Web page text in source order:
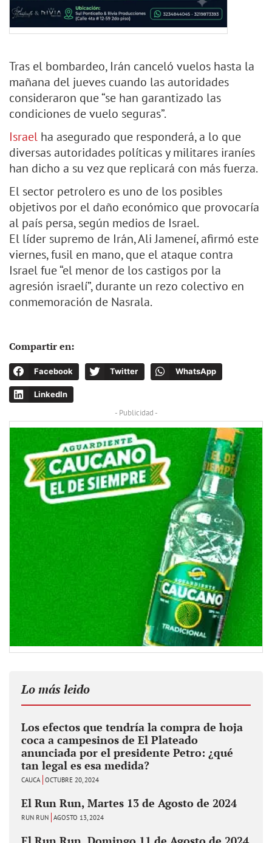
Tras el bombardeo, Irán canceló vuelos hasta la
mañana del jueves cuando las autoridades
consideraron que “se han garantizado las
condiciones de vuelo seguras”.
Israel ha asegurado que responderá, a lo que
diversas autoridades políticas y militares iraníes
han dicho a su vez que replicará con más fuerza.
El sector petrolero es uno de los posibles
objetivos por el daño económico que provocaría
al país persa, según medios de Israel.
El líder supremo de Irán, Ali Jameneí, afirmó este
viernes, fusil en mano, que el ataque contra
Israel fue “el menor de los castigos por la
agresión israelí”, durante un rezo colectivo en
conmemoración de Nasrala.
Compartir en:
Facebook Twitter WhatsApp
LinkedIn
- Publicidad -
Lo más leido
Los efectos que tendría la compra de hoja
coca a campesinos de El Plateado
anunciada por el presidente Petro: ¿qué
tan legal es esa medida?
CAUCA OCTUBRE 20, 2024
El Run Run, Martes 13 de Agosto de 2024
RUN RUN AGOSTO 13, 2024